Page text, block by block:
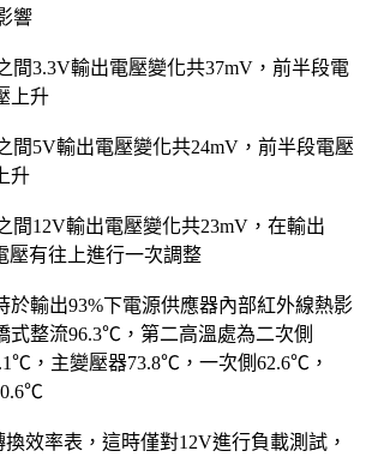
響
間3.3V輸出電壓變化共37mV，前半段電
上升
間5V輸出電壓變化共24mV，前半段電壓
升
間12V輸出電壓變化共23mV，在輸出
壓有往上進行一次調整
於輸出93%下電源供應器內部紅外線熱影
式整流96.3℃，第二高溫處為二次側
，主變壓器73.8℃，一次側62.6℃，
效率表，這時僅對12V進行負載測試，